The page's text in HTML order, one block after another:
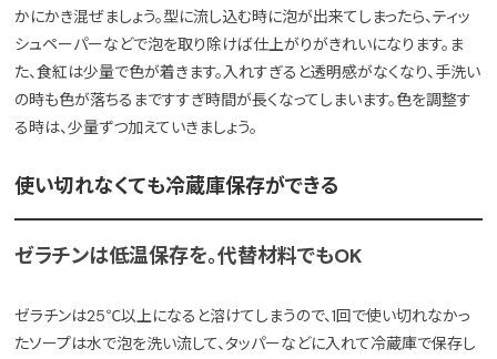
かにかき混ぜましょう。型に流し込む時に泡が出来てしまったら、ティッ
シュペーパーなどで泡を取り除けば仕上がりがきれいになります。ま
た、食紅は少量で色が着きます。入れすぎると透明感がなくなり、手洗い
の時も色が落ちるまですすぎ時間が長くなってしまいます。色を調整す
る時は、少量ずつ加えていきましょう。
使い切れなくても冷蔵庫保存ができる
ゼラチンは低温保存を。代替材料でもOK
ゼラチンは25℃以上になると溶けてしまうので、1回で使い切れなかっ
たソープは水で泡を洗い流して、タッパーなどに入れて冷蔵庫で保存し